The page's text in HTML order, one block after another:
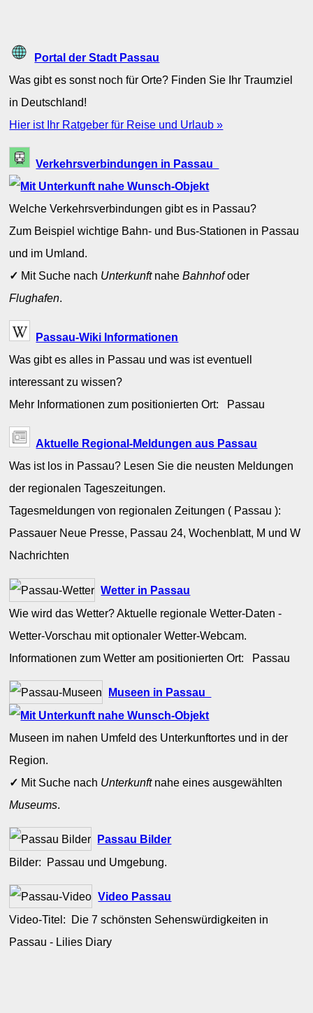
Portal der Stadt Passau
Was gibt es sonst noch für Orte? Finden Sie Ihr Traumziel
in Deutschland!
Hier ist Ihr Ratgeber für Reise und Urlaub »
Verkehrsverbindungen in Passau
Welche Verkehrsverbindungen gibt es in Passau?
Zum Beispiel wichtige Bahn- und Bus-Stationen in Passau
und im Umland.
✓ Mit Suche nach UnterkunftnaheBahnhofoder
Flughafen.
Passau-Wiki Informationen
Was gibt es alles in Passau und was ist eventuell
interessant zu wissen?
Mehr Informationen zum positionierten Ort: Passau
Aktuelle Regional-Meldungen aus Passau
Was ist los in Passau? Lesen Sie die neusten Meldungen
der regionalen Tageszeitungen.
Tagesmeldungen von regionalen Zeitungen ( Passau ):
Passauer Neue Presse, Passau 24, Wochenblatt, M und W
Nachrichten
Wetter in Passau
Wie wird das Wetter? Aktuelle regionale Wetter-Daten -
Wetter-Vorschau mit optionaler Wetter-Webcam.
Informationen zum Wetter am positionierten Ort: Passau
Museen in Passau
Museen im nahen Umfeld des Unterkunftortes und in der
Region.
✓ Mit Suche nach Unterkunftnahe eines ausgewählten
Museums.
Passau Bilder
Bilder: Passau und Umgebung.
Video Passau
Video-Titel: Die 7 schönsten Sehenswürdigkeiten in
Passau - Lilies Diary